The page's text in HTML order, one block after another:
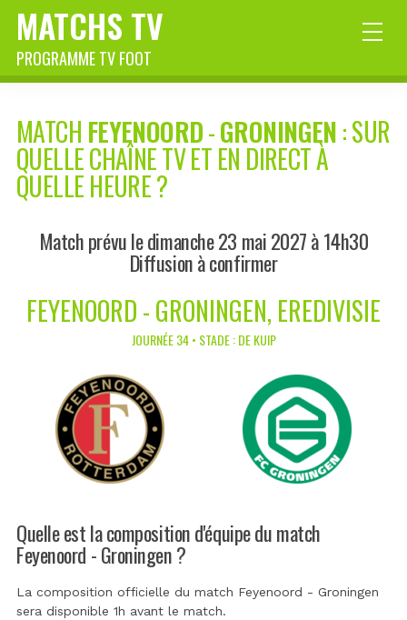
MATCHS TV
PROGRAMME TV FOOT
MATCH FEYENOORD-GRONINGEN: SUR
QUELLE CHAÎNE TV ET EN DIRECT À
QUELLE HEURE ?
Match prévu le dimanche 23 mai 2027 à 14h30
Diffusion à confirmer
FEYENOORD - GRONINGEN, EREDIVISIE
JOURNÉE 34 • STADE : DE KUIP
Quelle est la composition d'équipe du match
Feyenoord - Groningen ?
La composition officielle du match Feyenoord - Groningen
sera disponible 1h avant le match.